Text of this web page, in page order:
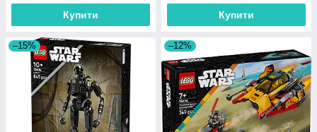
Купити Купити
–15% –12%